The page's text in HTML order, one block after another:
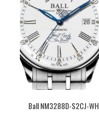
Ball NM3288D-S2CJ-WH